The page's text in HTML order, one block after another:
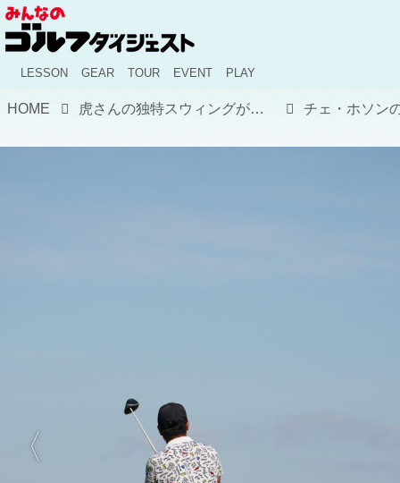
LESSON GEAR TOUR EVENT PLAY
HOME 虎さんの独特スウィングが生まれた理由。より風変わりに見えるときはナイスショット!?【チェ・ホソン×時松隆光 プロ対談②】